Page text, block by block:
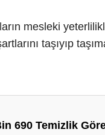
mesleki
taşıyıp
690 Temizlik